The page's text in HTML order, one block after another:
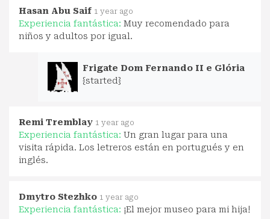
Hasan Abu Saif 1 year ago
Experiencia fantástica: Muy recomendado para
niños y adultos por igual.
Frigate Dom Fernando II e Glória
{started}
Remi Tremblay 1 year ago
Experiencia fantástica: Un gran lugar para una
visita rápida. Los letreros están en portugués y en
inglés.
Dmytro Stezhko 1 year ago
Experiencia fantástica: ¡El mejor museo para mi hija!